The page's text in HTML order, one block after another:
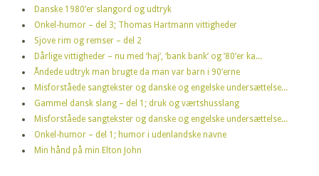
Danske 1980’er slangord og udtryk
Onkel-humor – del 3; Thomas Hartmann vittigheder
Sjove rim og remser – del 2
Dårlige vittigheder – nu med ‘haj’, ‘bank bank’ og ’80’er ka...
Åndede udtryk man brugte da man var barn i 90’erne
Misforståede sangtekster og danske og engelske undersættelse...
Gammel dansk slang – del 1; druk og værtshusslang
Misforståede sangtekster og danske og engelske undersættelse...
Onkel-humor – del 1; humor i udenlandske navne
Min hånd på min Elton John